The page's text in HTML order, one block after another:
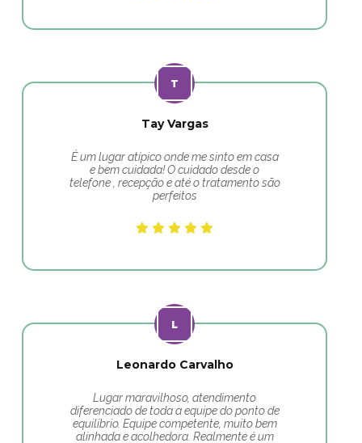
Tay Vargas
É um lugar atípico onde me sinto em casa
e bem cuidada! O cuidado desde o
telefone , recepção e até o tratamento são
perfeitos
Leonardo Carvalho
Lugar maravilhoso, atendimento
diferenciado de toda a equipe do ponto de
equilíbrio. Equipe competente, muito bem
alinhada e acolhedora. Realmente é um